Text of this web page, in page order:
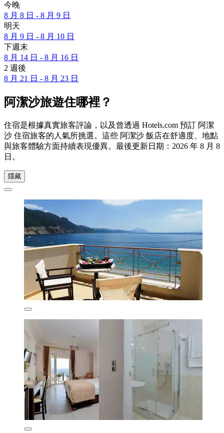
今晚
8 月 8 日 - 8 月 9 日
明天
8 月 9 日 - 8 月 10 日
下週末
8 月 14 日 - 8 月 16 日
2 週後
8 月 21 日 - 8 月 23 日
阿潔沙旅遊住哪裡？
住宿是根據真實旅客評論，以及曾透過 Hotels.com 預訂 阿潔
沙 住宿旅客的人氣所挑選。這些 阿潔沙 飯店在舒適度、地點
與旅客體驗方面持續表現優異。最後更新日期： 2026 年 8 月 8
日 。
隱藏